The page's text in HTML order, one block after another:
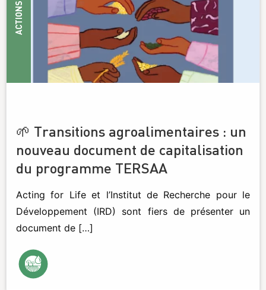
ACTIONS
🌱 Transitions agroalimentaires : un
nouveau document de capitalisation
du programme TERSAA
Acting for Life et l’Institut de Recherche pour le
Développement (IRD) sont fiers de présenter un
document de […]